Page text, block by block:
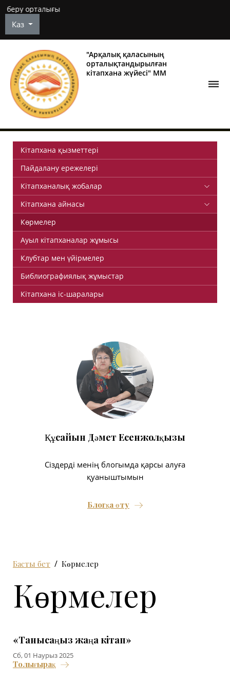
Каз
"Арқалық қаласының
орталықтандырылған
кітапхана жүйесі" ММ
Кітапхана қызметтері
Пайдалану ережелері
Кітапханалық жобалар
Кітапхана айнасы
Көрмелер
Ауыл кітапханалар жұмысы
Клубтар мен үйірмелер
Библиографиялық жұмыстар
Кітапхана іс-шаралары
Құсайын Дәмет Есенжолқызы
Сіздерді менің блогымда қарсы алуға
қуаныштымын
Блогқа өту
Басты бет Көрмелер
Көрмелер
«Танысаңыз жаңа кітап»
Сб, 01 Наурыз 2025
Толығырақ